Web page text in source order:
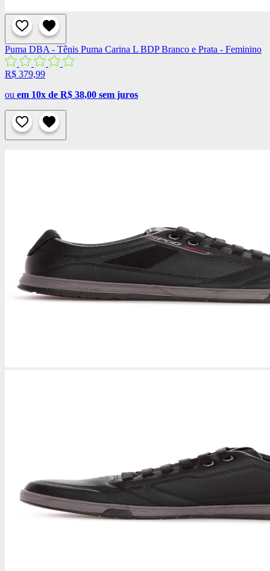
Puma DBA - Tênis Puma Carina L BDP Branco e Prata - Feminino
R$ 379,99
ou em 10x de R$ 38,00 sem juros